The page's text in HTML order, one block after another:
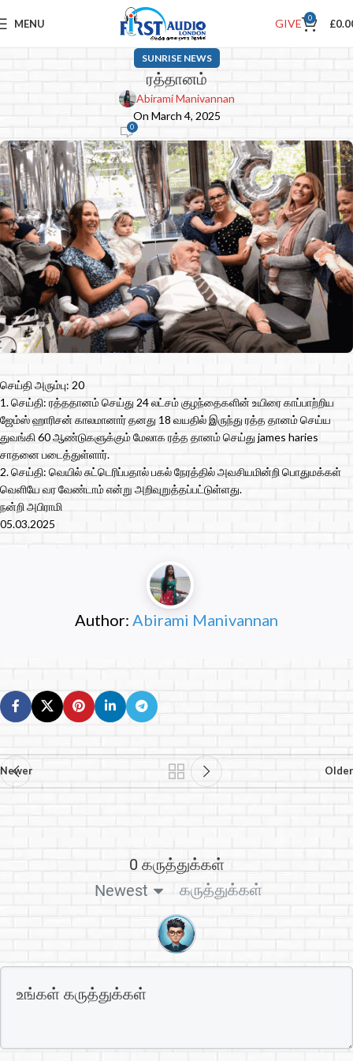
MENU GIVE 0 £
SUNRISE NEWS
ரத்தானம்
Abirami Manivannan
On March 4, 2025
0
செய்தி அரும்பு: 20
1. செய்தி: ரத்ததானம் செய்து 24 லட்சம் குழந்தைகளின் உயிரை காப்பாற்றிய
ஜேம்ஸ் ஹாரிசன் காலமானார் தனது 18 வயதில் இருந்து ரத்த தானம் செய்ய
துவங்கி 60 ஆண்டுகளுக்கும் மேலாக ரத்த தானம் செய்து james haries
சாதனை படைத்துள்ளார்.
2. ⁠செய்தி: வெயில் சுட்டெரிப்பதால் பகல் நேரத்தில் அவசியமின்றி பொதுமக்கள்
வெளியே வர வேண்டாம் என்று அறிவுறுத்தப்பட்டுள்ளது.
நன்றி அபிராமி
05.03.2025
Author: Abirami Manivannan
Newer Older
0 கருத்துக்கள்
Newest
கருத்துக்கள்